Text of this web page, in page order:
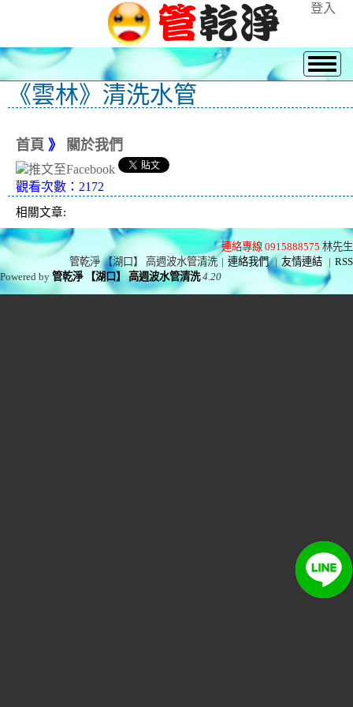
登入
《雲林》清洗水管
首頁 》 關於我們
觀看次數：2172
相關文章:
連絡專線 0915888575 林先生
管乾淨 【湖口】 高週波水管清洗 | 連絡我們 | 友情連結 | RSS
Powered by管乾淨 【湖口】 高週波水管清洗 4.20